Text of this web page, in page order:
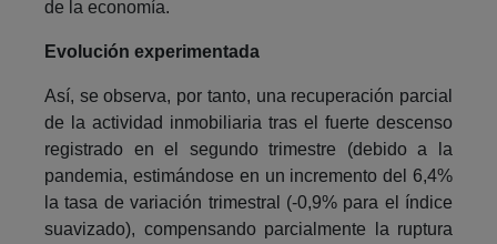
de la economía.
Evolución experimentada
Así, se observa, por tanto, una recuperación parcial
de la actividad inmobiliaria tras el fuerte descenso
registrado en el segundo trimestre (debido a la
pandemia, estimándose en un incremento del 6,4%
la tasa de variación trimestral (-0,9% para el índice
suavizado), compensando parcialmente la ruptura